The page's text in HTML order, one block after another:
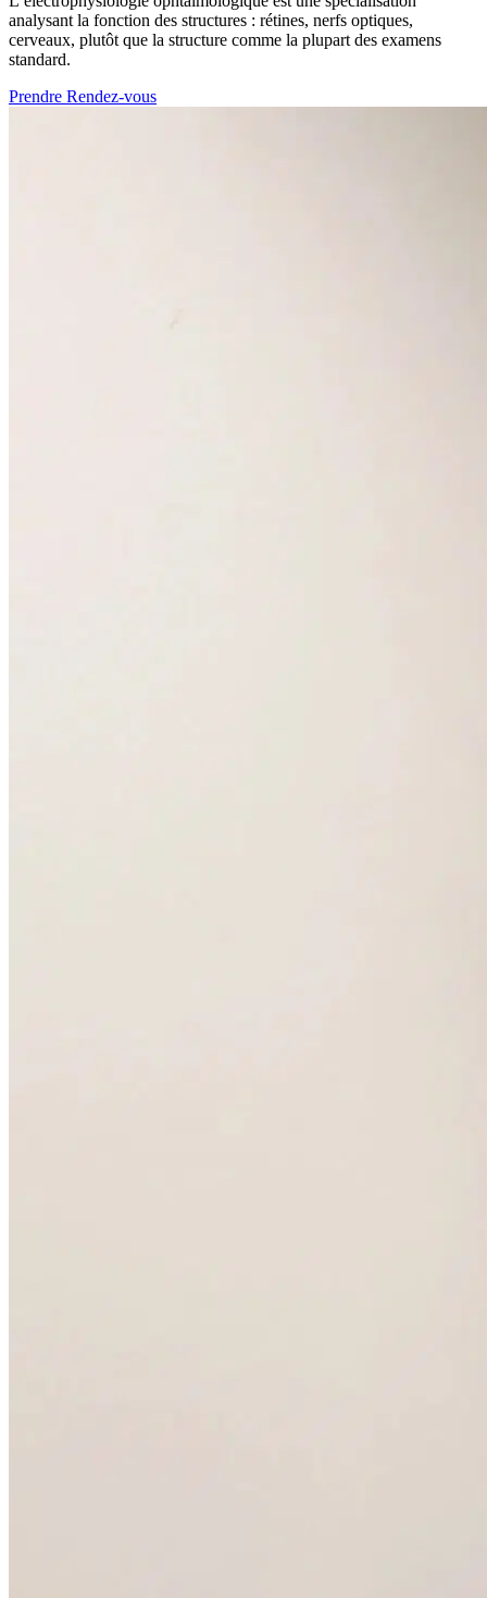
analysant la fonction des structures : rétines, nerfs optiques,
cerveaux, plutôt que la structure comme la plupart des examens
standard.
Prendre Rendez-vous